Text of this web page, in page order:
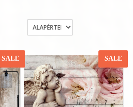
SALE SALE